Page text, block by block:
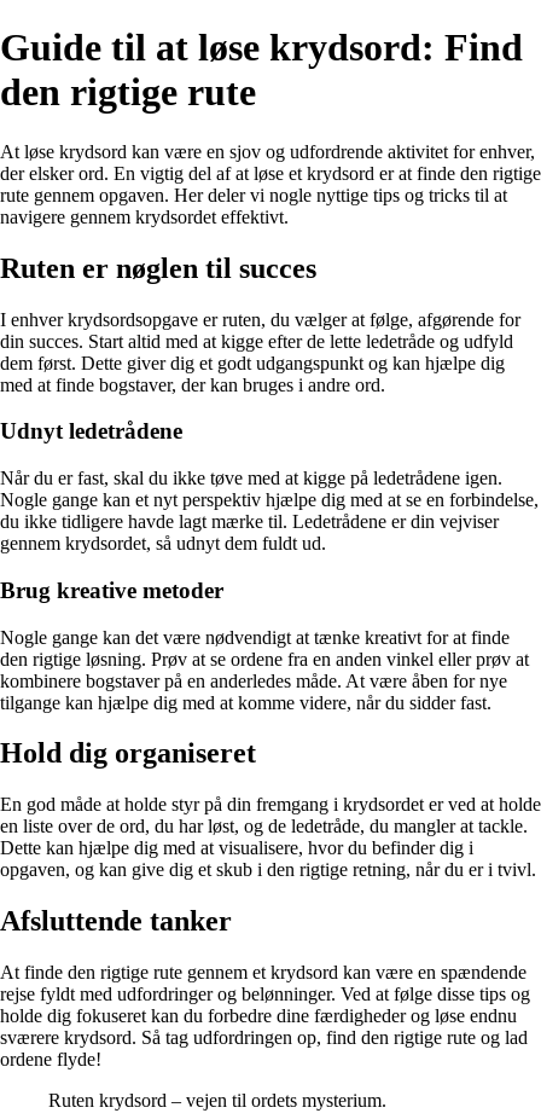
Guide til at løse krydsord: Find
den rigtige rute
At løse krydsord kan være en sjov og udfordrende aktivitet for enhver,
der elsker ord. En vigtig del af at løse et krydsord er at finde den rigtige
rute gennem opgaven. Her deler vi nogle nyttige tips og tricks til at
navigere gennem krydsordet effektivt.
Ruten er nøglen til succes
I enhver krydsordsopgave er ruten, du vælger at følge, afgørende for
din succes. Start altid med at kigge efter de lette ledetråde og udfyld
dem først. Dette giver dig et godt udgangspunkt og kan hjælpe dig
med at finde bogstaver, der kan bruges i andre ord.
Udnyt ledetrådene
Når du er fast, skal du ikke tøve med at kigge på ledetrådene igen.
Nogle gange kan et nyt perspektiv hjælpe dig med at se en forbindelse,
du ikke tidligere havde lagt mærke til. Ledetrådene er din vejviser
gennem krydsordet, så udnyt dem fuldt ud.
Brug kreative metoder
Nogle gange kan det være nødvendigt at tænke kreativt for at finde
den rigtige løsning. Prøv at se ordene fra en anden vinkel eller prøv at
kombinere bogstaver på en anderledes måde. At være åben for nye
tilgange kan hjælpe dig med at komme videre, når du sidder fast.
Hold dig organiseret
En god måde at holde styr på din fremgang i krydsordet er ved at holde
en liste over de ord, du har løst, og de ledetråde, du mangler at tackle.
Dette kan hjælpe dig med at visualisere, hvor du befinder dig i
opgaven, og kan give dig et skub i den rigtige retning, når du er i tvivl.
Afsluttende tanker
At finde den rigtige rute gennem et krydsord kan være en spændende
rejse fyldt med udfordringer og belønninger. Ved at følge disse tips og
holde dig fokuseret kan du forbedre dine færdigheder og løse endnu
sværere krydsord. Så tag udfordringen op, find den rigtige rute og lad
ordene flyde!
Ruten krydsord – vejen til ordets mysterium.